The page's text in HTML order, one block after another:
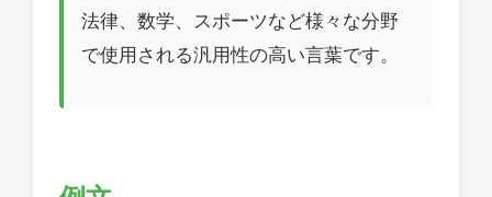
法律、数学、スポーツなど様々な分野
で使用される汎用性の高い言葉です。